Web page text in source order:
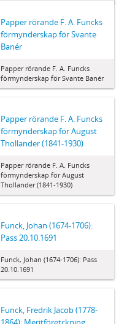
Papper rörande F. A. Funcks
förmynderskap för Svante
Banér
Papper rörande F. A. Funcks
förmynderskap för Svante Banér
Papper rörande F. A. Funcks
förmynderskap för August
Thollander (1841-1930)
Papper rörande F. A. Funcks
förmynderskap för August
Thollander (1841-1930)
Funck, Johan (1674-1706):
Pass 20.10.1691
Funck, Johan (1674-1706): Pass
20.10.1691
Funck, Fredrik Jacob (1778-